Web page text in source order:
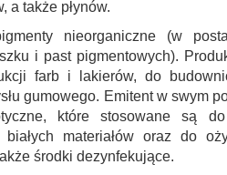
a także płynów.
nieorganiczne (w
i past pigmentowych).
farb i lakierów, do
gumowego. Emitent w swym
które stosowane są
białych materiałów oraz do
środki dezynfekujące.